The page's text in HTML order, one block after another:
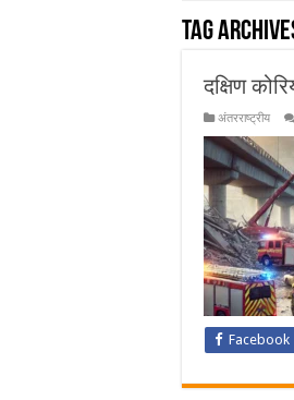
Tag
दक्षिण
अंतरराष्ट्रीय
Facebook